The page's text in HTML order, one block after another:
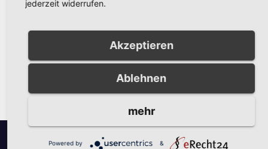
Schreibe einen Kommentar
Du musst
jederzeit widerrufen.
Akzeptieren
Ablehnen
mehr
Powered by &